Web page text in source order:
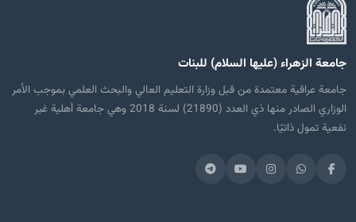
جامعة الزهراء (عليها السلام) للبنات
جامعة عراقية معتمدة من قبل وزارة التعليم العالي والبحث العلمي بموجب الأمر
الوزاري الصادر منها ذي العدد (21890) لسنة 2018 وهي جامعة أهلية غير
نفعية تمول ذاتيًا.